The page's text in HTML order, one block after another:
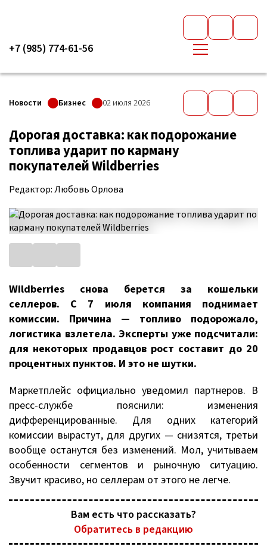
+7 (985) 774-61-56
Новости Бизнес 02 июля 2026
Дорогая доставка: как подорожание
топлива ударит по карману
покупателей Wildberries
Редактор: Любовь Орлова
Wildberries снова берется за кошельки
селлеров. С 7 июля компания поднимает
комиссии. Причина — топливо подорожало,
логистика взлетела. Эксперты уже подсчитали:
для некоторых продавцов рост составит до 20
процентных пунктов. И это не шутки.
Маркетплейс официально уведомил партнеров. В
пресс-службе пояснили: изменения
дифференцированные. Для одних категорий
комиссии вырастут, для других — снизятся, третьи
вообще останутся без изменений. Мол, учитываем
особенности сегментов и рыночную ситуацию.
Звучит красиво, но селлерам от этого не легче.
Вам есть что рассказать?
Обратитесь в редакцию